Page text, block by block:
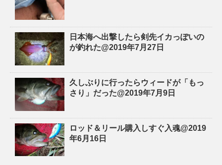
日本海へ出撃したら剣先イカっぽいの
が釣れた@2019年7月27日
久しぶりに行ったらウィードが「もっ
さり」だった@2019年7月9日
ロッド＆リール購入しすぐ入魂@2019
年6月16日